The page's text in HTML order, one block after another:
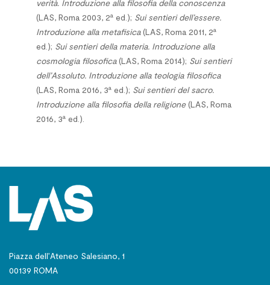
verità. Introduzione alla filosofia della conoscenza
(LAS, Roma 2003, 2a ed.); Sui sentieri dell’essere.
Introduzione alla metafisica(LAS, Roma 2011, 2a
ed.); Sui sentieri della materia. Introduzione alla
cosmologia filosofica(LAS, Roma 2014); Sui sentieri
dell’Assoluto. Introduzione alla teologia filosofica
(LAS, Roma 2016, 3a ed.); Sui sentieri del sacro.
Introduzione alla filosofia della religione(LAS, Roma
2016, 3a ed.).
Piazza dell’Ateneo Salesiano, 1
00139 ROMA